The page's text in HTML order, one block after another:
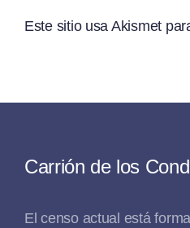
Este sitio usa Akismet
Carrión de los
El censo actual está